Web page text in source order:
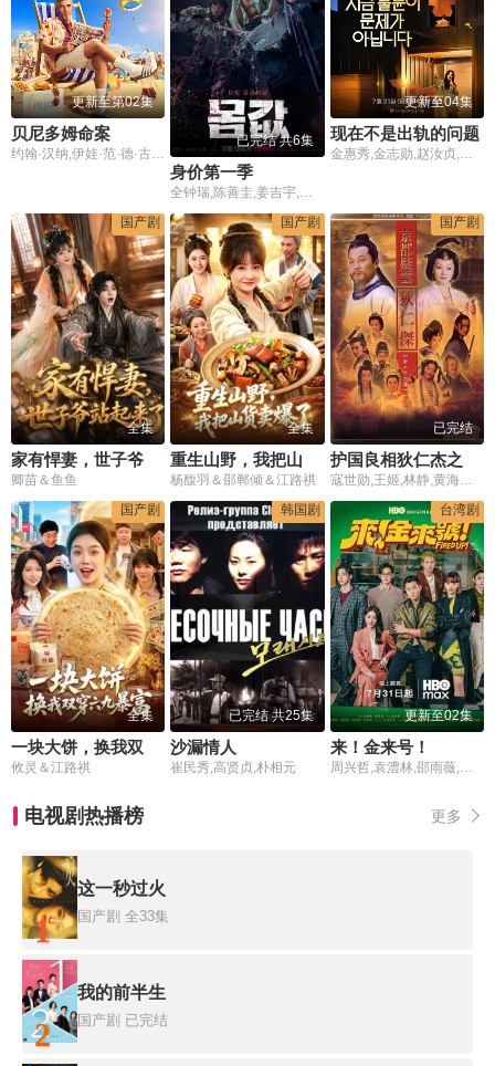
更新至第02集
贝尼多姆命案
约翰·汉纳,伊娃·范·德·古奇特,艾伦·麦肯纳,阿里·哈迪曼,诺埃·塞贝尔,奥马尔·沙克尔,Tábata Cerezo,Carolina Bécquer,Samantha Power,艾妮安娜·卡布罗尔,伊恩·克宁汉,吉姆·英格利氏,Damian Schedler Cruz,Vaitiare Ramos
已完结 共6集
身价第一季
全钟瑞,陈善圭,姜吉宇,张栗
更新至04集
现在不是出轨的问题
金惠秀,金志勋,赵汝贞,金宰澈
国产剧
全集
卿苗＆鱼鱼
国产剧
全集
杨馥羽＆邵郸倾＆江路祺
国产剧
已完结
寇世勋,王姬,林静,黄海冰,田海蓉,王斑,刘玉婷,董洋,方琼
国产剧
全集
攸灵＆江路祺
韩国剧
已完结 共25集
沙漏情人
崔民秀,高贤贞,朴相元
台湾剧
更新至02集
来！金来号！
周兴哲,袁澧林,邵雨薇,林思宇,黄冠智,王识贤,林敬伦,吴思贤,叶子绮
电视剧热播榜 更多
1
这一秒过火
国产剧 全33集
2
我的前半生
国产剧 已完结